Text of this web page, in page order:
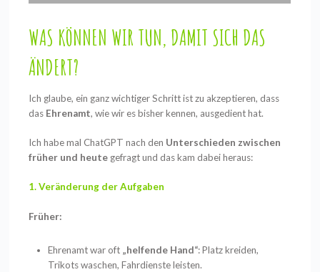
WAS KÖNNEN WIR TUN, DAMIT SICH DAS
ÄNDERT?
Ich glaube, ein ganz wichtiger Schritt ist zu akzeptieren, dass
das Ehrenamt, wie wir es bisher kennen, ausgedient hat.
Ich habe mal ChatGPT nach den Unterschieden zwischen
früher und heute gefragt und daskam dabei heraus:
1. Veränderung der Aufgaben
Früher:
Ehrenamt war oft „helfende Hand“: Platz kreiden,
Trikots waschen, Fahrdienste leisten.